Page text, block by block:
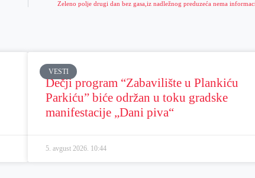
Zeleno polje drugi dan bez gasa,iz nadležnog preduzeća nema
VESTI
Dečji program “Zabavilište u Plankiću
Parkiću” biće održan u toku gradske
manifestacije „Dani piva“
5. avgust 2026. 10:44